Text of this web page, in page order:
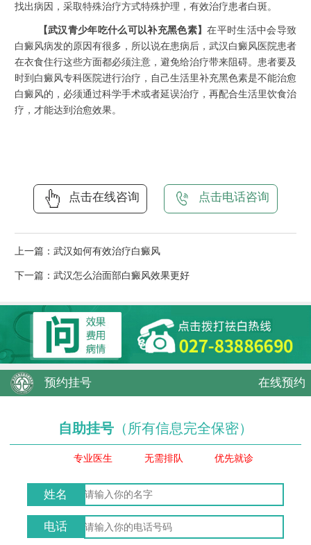
找出病因，采取特殊治疗方式特殊护理，有效治疗患者白斑。
【武汉青少年吃什么可以补充黑色素】在平时生活中会导致
白癜风病发的原因有很多，所以说在患病后，武汉白癜风医院患者
在衣食住行这些方面都必须注意，避免给治疗带来阻碍。患者要及
时到白癜风专科医院进行治疗，自己生活里补充黑色素是不能治愈
白癜风的，必须通过科学手术或者延误治疗，再配合生活里饮食治
疗，才能达到治愈效果。
点击在线咨询 点击电话咨询
上一篇： 武汉如何有效治疗白癜风
下一篇： 武汉怎么治面部白癜风效果更好
预约挂号 在线预约
自助挂号 （所有信息完全保密）
专业医生 无需排队 优先就诊
姓名
电话